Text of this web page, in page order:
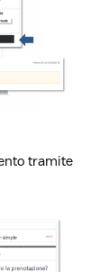
tramite